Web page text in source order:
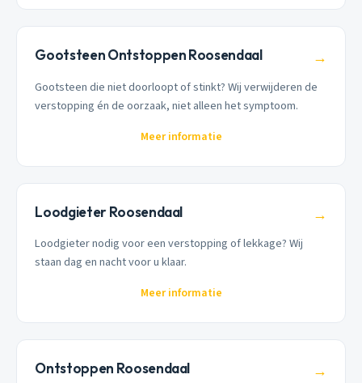
Gootsteen Ontstoppen Roosendaal →
Gootsteen die niet doorloopt of stinkt? Wij verwijderen de
verstopping én de oorzaak, niet alleen het symptoom.
Meer informatie
Loodgieter Roosendaal →
Loodgieter nodig voor een verstopping of lekkage? Wij
staan dag en nacht voor u klaar.
Meer informatie
Ontstoppen Roosendaal →